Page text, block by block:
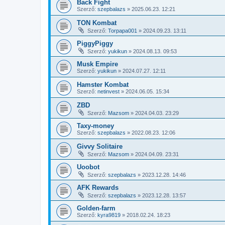
Back Fight
Szerző: szepbalazs » 2025.06.23. 12:21
TON Kombat
Szerző: Torpapa001 » 2024.09.23. 13:11
PiggyPiggy
Szerző: yukikun » 2024.08.13. 09:53
Musk Empire
Szerző: yukikun » 2024.07.27. 12:11
Hamster Kombat
Szerző: netinvest » 2024.06.05. 15:34
ZBD
Szerző: Mazsom » 2024.04.03. 23:29
Taxy-money
Szerző: szepbalazs » 2022.08.23. 12:06
Givvy Solitaire
Szerző: Mazsom » 2024.04.09. 23:31
Uoobot
Szerző: szepbalazs » 2023.12.28. 14:46
AFK Rewards
Szerző: szepbalazs » 2023.12.28. 13:57
Golden-farm
Szerző: kyra9819 » 2018.02.24. 18:23